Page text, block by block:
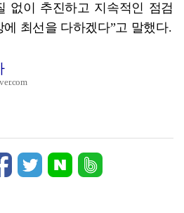
없이 추진하고 지속적인 점검
최선을 다하겠다”고 말했다.